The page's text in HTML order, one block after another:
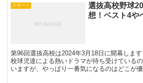
スポーツ
選抜高校野球
想！ベスト4や
第96回選抜高校は2024年3月18日に開幕しま
校球児達による熱いドラマが待ち受けている
いますが、やっぱり一番気になるのはどこが